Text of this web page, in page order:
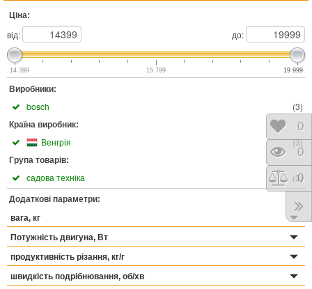
Ціна:
від: до:
14 399 15 799 19 999
Виробники:
(3)
bosch
Країна виробник:
(3)
Венгрія
Група товарів:
(3)
садова техніка
Додаткові параметри:
вага, кг
Потужність двигуна, Вт
продуктивність різання, кг/г
швидкість подрібнювання, об/хв
0
0
0